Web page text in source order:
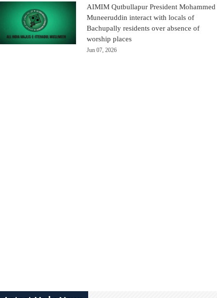
AIMIM Qutbullapur President Mohammed
Muneeruddin interact with locals of
Bachupally residents over absence of
worship places
Jun 07, 2026